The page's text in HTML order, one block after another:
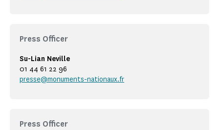
Press Officer
Su-Lian Neville
01 44 61 22 96
presse@monuments-nationaux.fr
Press Officer